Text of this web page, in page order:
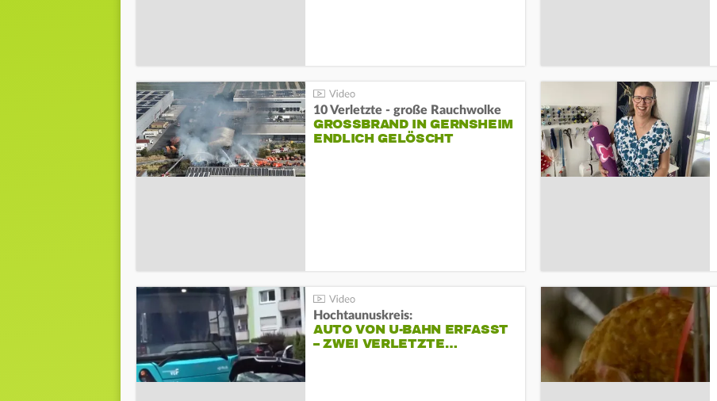
10 Verletzte - große Rauchwolke
GROSSBRAND IN GERNSHEIM E
NDLICH GELÖSCHT
Hochtaunuskreis:
AUTO VON U-BAHN ERFASST
– ZWEI VERLETZTE…